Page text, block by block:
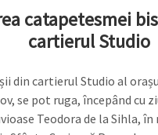
catapetesmei
cartierul Studio
din cartierul Studio al
se pot ruga, începând cu
Teodora de la Sihla, în